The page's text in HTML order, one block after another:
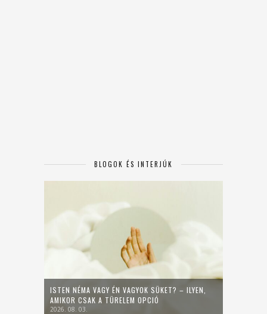
BLOGOK ÉS INTERJÚK
ISTEN NÉMA VAGY ÉN VAGYOK SÜKET? – ILYEN,
AMIKOR CSAK A TÜRELEM OPCIÓ
2026. 08. 03.